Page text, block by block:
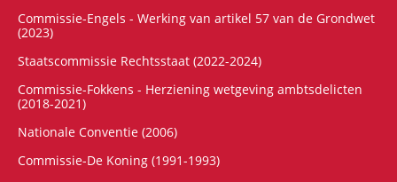
Commissie-Engels - Werking van artikel 57 van de Grondwet
(2023)
Staatscommissie Rechtsstaat (2022-2024)
Commissie-Fokkens - Herziening wetgeving ambtsdelicten
(2018-2021)
Nationale Conventie (2006)
Commissie-De Koning (1991-1993)